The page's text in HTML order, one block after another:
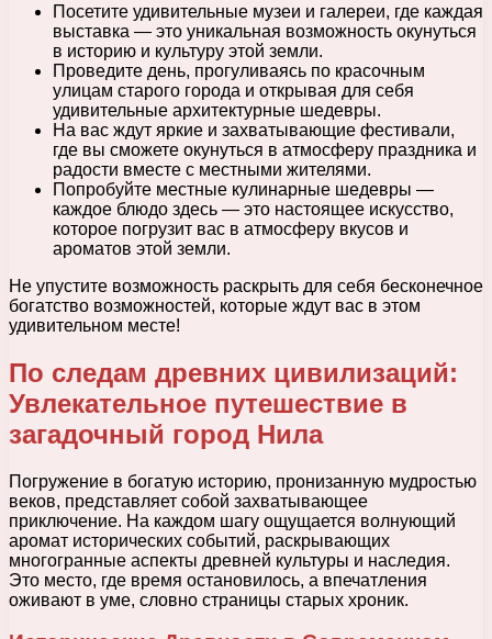
Посетите удивительные музеи и галереи, где каждая
выставка — это уникальная возможность окунуться
в историю и культуру этой земли.
Проведите день, прогуливаясь по красочным
улицам старого города и открывая для себя
удивительные архитектурные шедевры.
На вас ждут яркие и захватывающие фестивали,
где вы сможете окунуться в атмосферу праздника и
радости вместе с местными жителями.
Попробуйте местные кулинарные шедевры —
каждое блюдо здесь — это настоящее искусство,
которое погрузит вас в атмосферу вкусов и
ароматов этой земли.
Не упустите возможность раскрыть для себя бесконечное
богатство возможностей, которые ждут вас в этом
удивительном месте!
По следам древних цивилизаций:
Увлекательное путешествие в
загадочный город Нила
Погружение в богатую историю, пронизанную мудростью
веков, представляет собой захватывающее
приключение. На каждом шагу ощущается волнующий
аромат исторических событий, раскрывающих
многогранные аспекты древней культуры и наследия.
Это место, где время остановилось, а впечатления
оживают в уме, словно страницы старых хроник.